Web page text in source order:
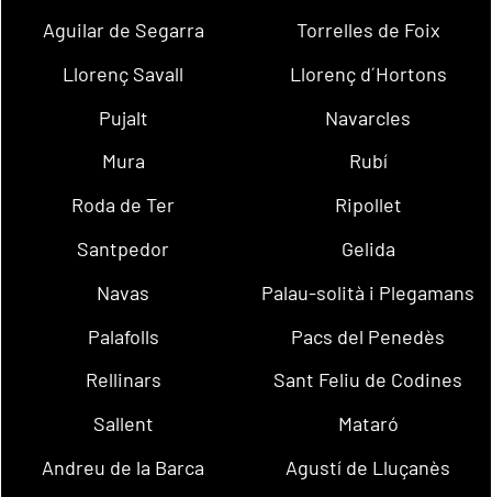
Aguilar de Segarra
Torrelles de Foix
Llorenç Savall
Llorenç d´Hortons
Pujalt
Navarcles
Mura
Rubí
Roda de Ter
Ripollet
Santpedor
Gelida
Navas
Palau-solità i Plegamans
Palafolls
Pacs del Penedès
Rellinars
Sant Feliu de Codines
Sallent
Mataró
Andreu de la Barca
Agustí de Lluçanès